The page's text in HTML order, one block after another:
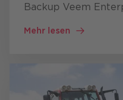
Backup Veem
Mehr lesen